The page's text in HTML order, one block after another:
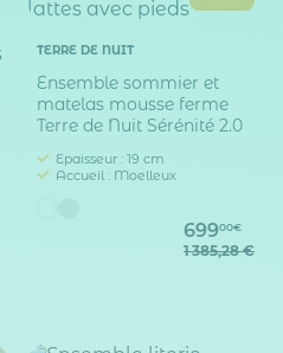
TERRE DE NUIT
Ensemble sommier et
matelas mousse ferme
Terre de Nuit Sérénité 2.0
Epaisseur : 19 cm
Accueil : Moelleux
69900€
1 385,28 €